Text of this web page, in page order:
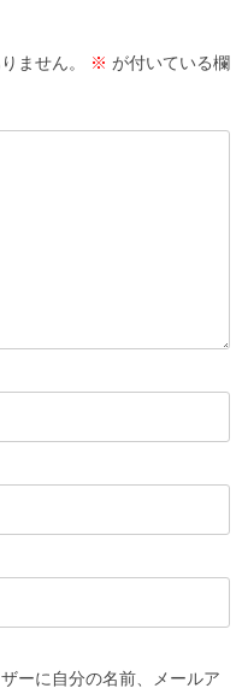
ません。 ※ が付いている欄
ーに自分の名前、メールア